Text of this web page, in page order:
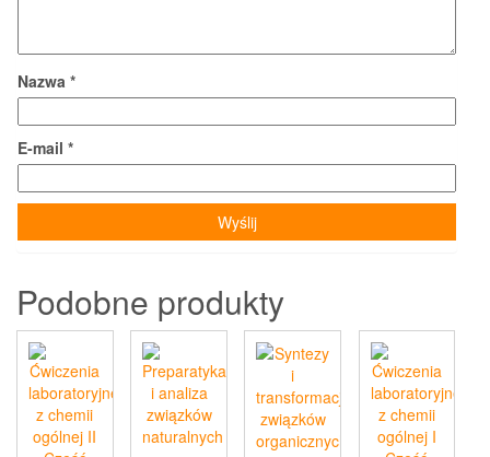
Nazwa *
E-mail *
Podobne produkty